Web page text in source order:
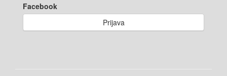
Facebook
Prijava